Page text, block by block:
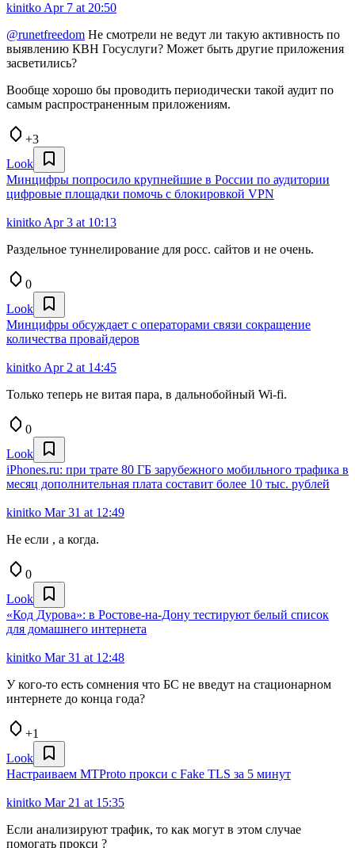
kinitko Apr 7 at 20:50
@runetfreedom Не смотрели не ведут ли такую активность по
выявлению КВН Госуслуги? Может быть другие приложения
засветились?
Вообще хорошо бы проводить периодически такой аудит по
самым распространенным приложениям.
+3
Look
Минцифры попросило крупнейшие в России по аудитории
цифровые площадки помочь с блокировкой VPN
kinitko Apr 3 at 10:13
Раздельное туннелирование для росс. сайтов и не очень.
0
Look
Минцифры обсуждает с операторами связи сокращение
количества провайдеров
kinitko Apr 2 at 14:45
Только теперь не витая пара, в дальнобойный Wi-fi.
0
Look
iPhones.ru: при трате 80 ГБ зарубежного мобильного трафика в
месяц дополнительная плата составит более 10 тыс. рублей
kinitko Mar 31 at 12:49
Не если , а когда.
0
Look
«Код Дурова»: в Ростове‑на‑Дону тестируют белый список
для домашнего интернета
kinitko Mar 31 at 12:48
У кого-то есть сомнения что БС не введут на стационарном
интернете до конца года?
+1
Look
Настраиваем MTProto прокси с Fake TLS за 5 минут
kinitko Mar 21 at 15:35
Если анализируют трафик, то как могут в этом случае
помогать прокси ?